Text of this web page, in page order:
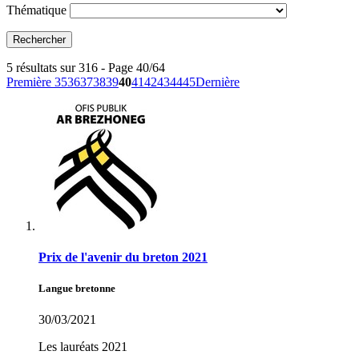
Thématique
5 résultats sur 316 - Page 40/64
Première 3536373839404142434445Dernière
Prix de l'avenir du breton 2021
Langue bretonne
30/03/2021
Les lauréats 2021